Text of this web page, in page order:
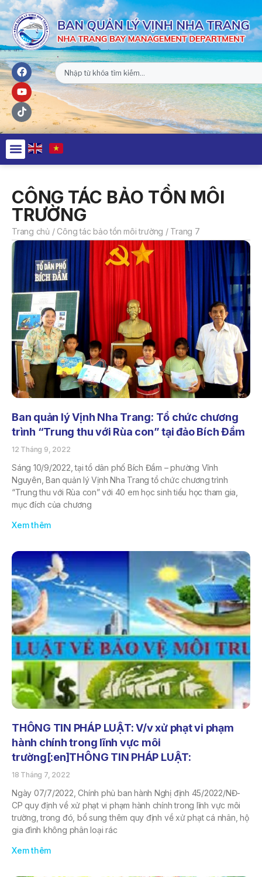
CÔNG TÁC BẢO TỒN MÔI
TRƯỜNG
Trang chủ / Công tác bảo tồn môi trường / Trang 7
Ban quản lý Vịnh Nha Trang: Tổ chức chương
trình “Trung thu với Rùa con” tại đảo Bích Đầm
12 Tháng 9, 2022
Sáng 10/9/2022, tại tổ dân phố Bích Đầm – phường Vĩnh
Nguyên, Ban quản lý Vịnh Nha Trang tổ chức chương trình
“Trung thu với Rùa con” với 40 em học sinh tiểu học tham gia,
mục đích của chương
Xem thêm
THÔNG TIN PHÁP LUẬT: V/v xử phạt vi phạm
hành chính trong lĩnh vực môi
trường[:en]THÔNG TIN PHÁP LUẬT:
18 Tháng 7, 2022
Ngày 07/7/2022, Chính phủ ban hành Nghị định 45/2022/NĐ-
CP quy định về xử phạt vi phạm hành chính trong lĩnh vực môi
trường, trong đó, bổ sung thêm quy định về xử phạt cá nhân, hộ
gia đình không phân loại rác
Xem thêm